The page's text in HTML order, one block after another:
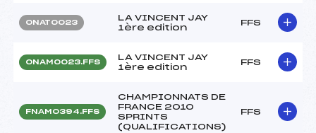
ONAT0023
LA VINCENT JAY
1ère edition
FFS
ONAM0023.FFS
LA VINCENT JAY
1ère edition
FFS
FNAM0394.FFS
CHAMPIONNATS DE
FRANCE 2010
SPRINTS
(QUALIFICATIONS)
FFS